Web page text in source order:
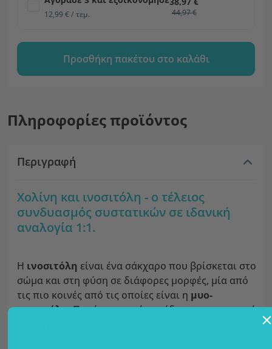
12,99 € / τεμ. 44,97 €
Προσθήκη πακέτου στο καλάθι
Πληροφορίες προϊόντος
Περιγραφή
Χολίνη και ινοσιτόλη - ο τέλειος
συνδυασμός συστατικών σε ιδανική
αναλογία 1:1.
Η ινοσιτόλη είναι ένα σάκχαρο που βρίσκεται στο
σώμα και στη φύση σε διάφορες μορφές, μία από
τις πιο κοινές από τις οποίες είναι η μυο-
ινοσιτόλη. Παράγεται από τον ίδιο τον οργανισμό